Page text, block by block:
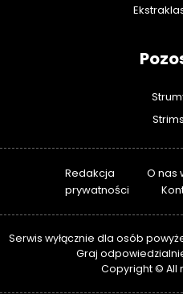
Redakcja O nas
prywatności
Serwis wyłącznie dla osób
Graj
Copyright © All